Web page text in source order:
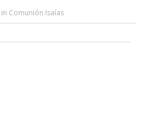
in Comunión Isaías